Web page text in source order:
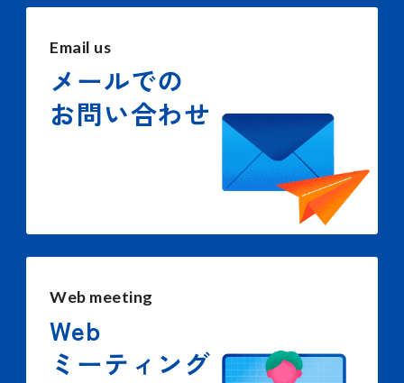
Email us
メールでの
お問い合わせ
Web meeting
Web
ミーティング